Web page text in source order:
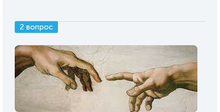
2 вопрос